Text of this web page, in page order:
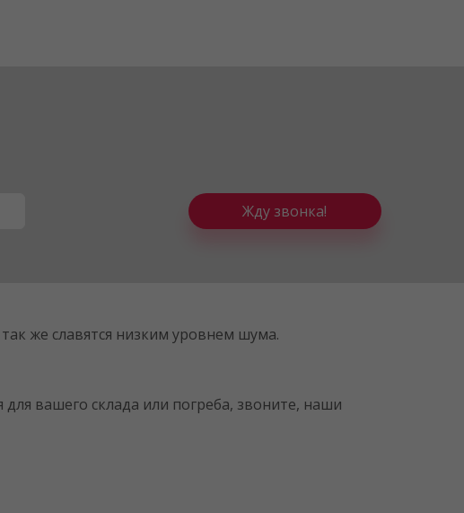
Жду звонка!
же славятся низким уровнем шума.
вашего склада или погреба, звоните, наши